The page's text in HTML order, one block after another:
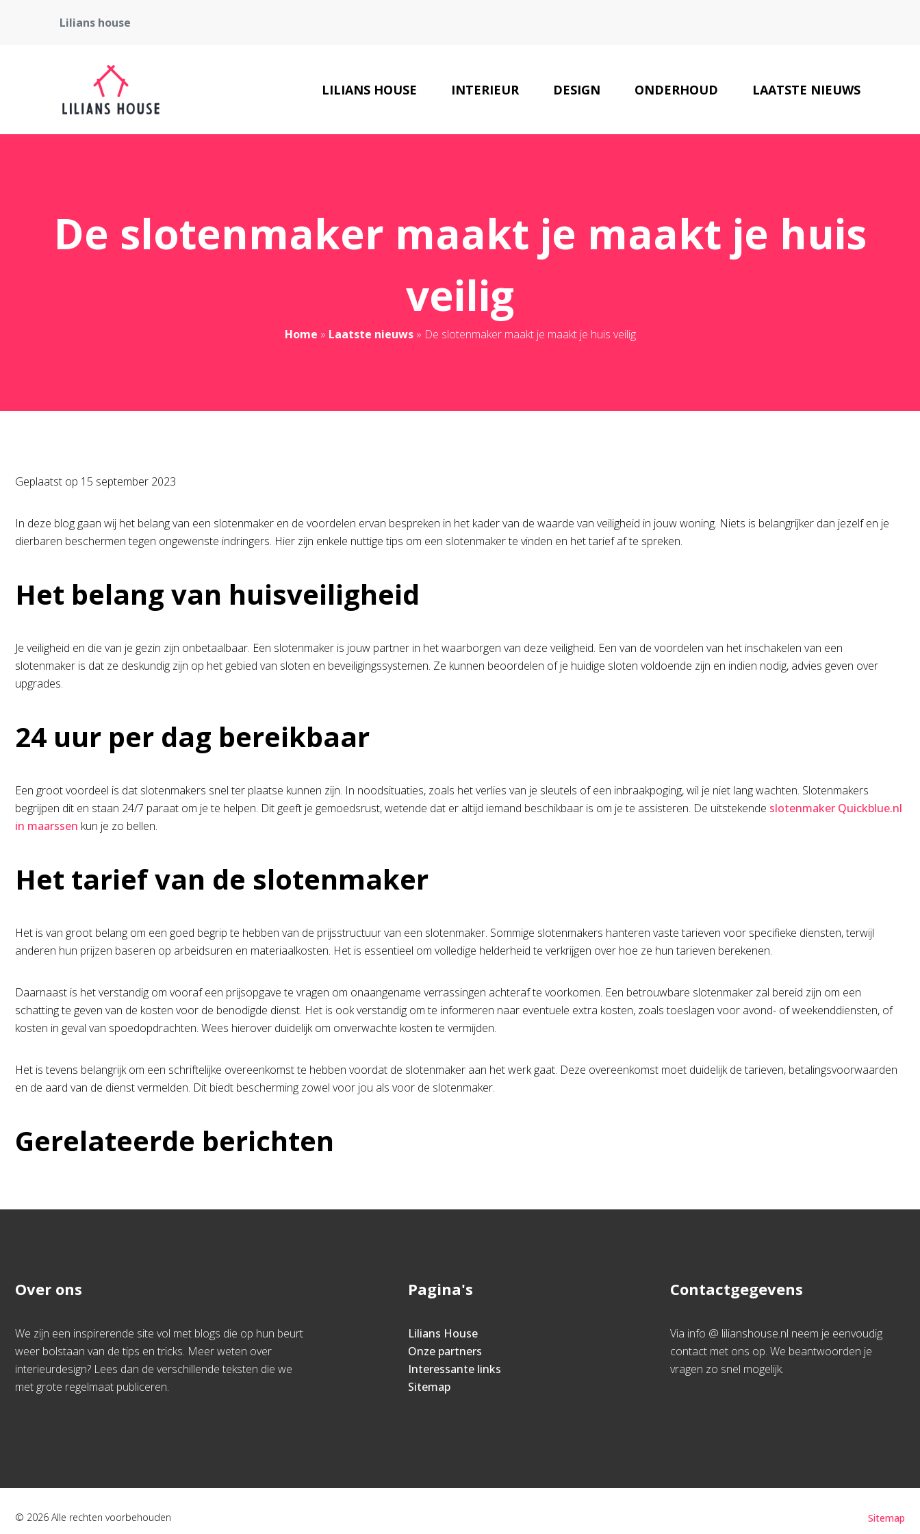
Lilians house
LILIANS HOUSE INTERIEUR DESIGN ONDERHOUD LAATSTE NIEUWS
De slotenmaker maakt je maakt je huis
veilig
Home » Laatste nieuws» De slotenmaker maakt je maakt je huis veilig
Geplaatst op 15 september 2023
In deze blog gaan wij het belang van een slotenmaker en de voordelen ervan bespreken in het kader van de waarde van veiligheid in jouw woning. Niets is belangrijker dan jezelf en je
dierbaren beschermen tegen ongewenste indringers. Hier zijn enkele nuttige tips om een slotenmaker te vinden en het tarief af te spreken.
Het belang van huisveiligheid
Je veiligheid en die van je gezin zijn onbetaalbaar. Een slotenmaker is jouw partner in het waarborgen van deze veiligheid. Een van de voordelen van het inschakelen van een
slotenmaker is dat ze deskundig zijn op het gebied van sloten en beveiligingssystemen. Ze kunnen beoordelen of je huidige sloten voldoende zijn en indien nodig, advies geven over
upgrades.
24 uur per dag bereikbaar
Een groot voordeel is dat slotenmakers snel ter plaatse kunnen zijn. In noodsituaties, zoals het verlies van je sleutels of een inbraakpoging, wil je niet lang wachten. Slotenmakers
begrijpen dit en staan 24/7 paraat om je te helpen. Dit geeft je gemoedsrust, wetende dat er altijd iemand beschikbaar is om je te assisteren. De uitstekende slotenmaker Quickblue.nl
in maarssen kun je zo bellen.
Het tarief van de slotenmaker
Het is van groot belang om een goed begrip te hebben van de prijsstructuur van een slotenmaker. Sommige slotenmakers hanteren vaste tarieven voor specifieke diensten, terwijl
anderen hun prijzen baseren op arbeidsuren en materiaalkosten. Het is essentieel om volledige helderheid te verkrijgen over hoe ze hun tarieven berekenen.
Daarnaast is het verstandig om vooraf een prijsopgave te vragen om onaangename verrassingen achteraf te voorkomen. Een betrouwbare slotenmaker zal bereid zijn om een
schatting te geven van de kosten voor de benodigde dienst. Het is ook verstandig om te informeren naar eventuele extra kosten, zoals toeslagen voor avond- of weekenddiensten, of
kosten in geval van spoedopdrachten. Wees hierover duidelijk om onverwachte kosten te vermijden.
Het is tevens belangrijk om een schriftelijke overeenkomst te hebben voordat de slotenmaker aan het werk gaat. Deze overeenkomst moet duidelijk de tarieven, betalingsvoorwaarden
en de aard van de dienst vermelden. Dit biedt bescherming zowel voor jou als voor de slotenmaker.
Gerelateerde berichten
Over ons
We zijn een inspirerende site vol met blogs die op hun beurt
weer bolstaan van de tips en tricks. Meer weten over
interieurdesign? Lees dan de verschillende teksten die we
met grote regelmaat publiceren.
Pagina's
Lilians House
Onze partners
Interessante links
Sitemap
Contactgegevens
Via info @ lilianshouse.nl neem je eenvoudig
contact met ons op. We beantwoorden je
vragen zo snel mogelijk.
© 2026 Alle rechten voorbehouden Sitemap